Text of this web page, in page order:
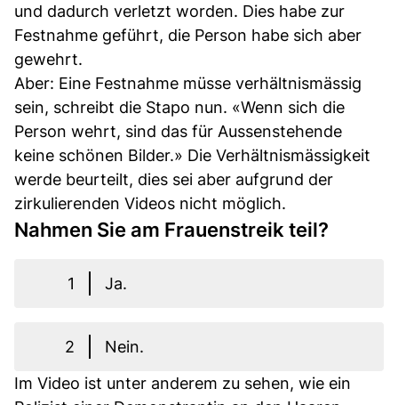
und dadurch verletzt worden. Dies habe zur
Festnahme geführt, die Person habe sich aber
gewehrt.
Aber: Eine Festnahme müsse verhältnismässig
sein, schreibt die Stapo nun. «Wenn sich die
Person wehrt, sind das für Aussenstehende
keine schönen Bilder.» Die Verhältnismässigkeit
werde beurteilt, dies sei aber aufgrund der
zirkulierenden Videos nicht möglich.
Nahmen Sie am Frauenstreik teil?
1 Ja.
2
Nein.
Im Video ist unter anderem zu sehen, wie ein